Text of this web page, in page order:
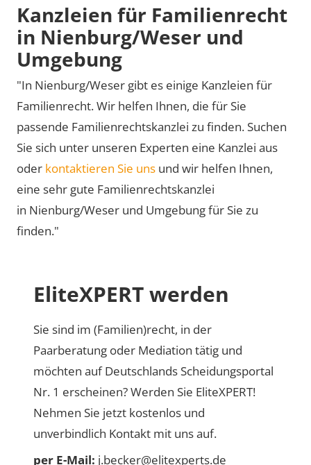
Kanzleien für Familienrecht
in Nienburg/Weser und
Umgebung
"In Nienburg/Weser gibt es einige Kanzleien für
Familienrecht. Wir helfen Ihnen, die für Sie
passende Familienrechtskanzlei zu finden. Suchen
Sie sich unter unseren Experten eine Kanzlei aus
oder kontaktieren Sie uns und wir helfen Ihnen,
eine sehr gute Familienrechtskanzlei
in Nienburg/Weser und Umgebung für Sie zu
finden."
EliteXPERT werden
Sie sind im (Familien)recht, in der
Paarberatung oder Mediation tätig und
möchten auf Deutschlands Scheidungsportal
Nr. 1 erscheinen? Werden Sie EliteXPERT!
Nehmen Sie jetzt kostenlos und
unverbindlich Kontakt mit uns auf.
per E-Mail: j.becker@elitexperts.de